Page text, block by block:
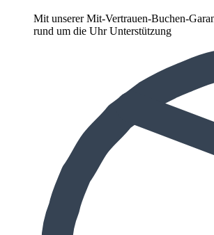
Mit unserer Mit-Vertrauen-Buchen-
rund um die Uhr Unterstützung